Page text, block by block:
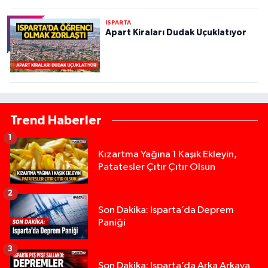
ISPARTA
Apart Kiraları Dudak Uçuklatıyor
Trend Haberler
Kızartma Yağına 1 Kaşık Ekleyin,
Patatesler Çıtır Çıtır Olsun
Son Dakika: Isparta’da Deprem
Paniği
2
3